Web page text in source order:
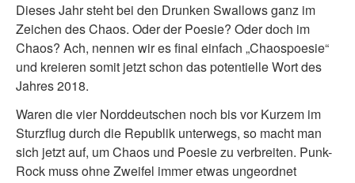
Dieses Jahr steht bei den Drunken Swallows ganz im
Zeichen des Chaos. Oder der Poesie? Oder doch im
Chaos? Ach, nennen wir es final einfach „Chaospoesie“
und kreieren somit jetzt schon das potentielle Wort des
Jahres 2018.
Waren die vier Norddeutschen noch bis vor Kurzem im
Sturzflug durch die Republik unterwegs, so macht man
sich jetzt auf, um Chaos und Poesie zu verbreiten. Punk-
Rock muss ohne Zweifel immer etwas ungeordnet